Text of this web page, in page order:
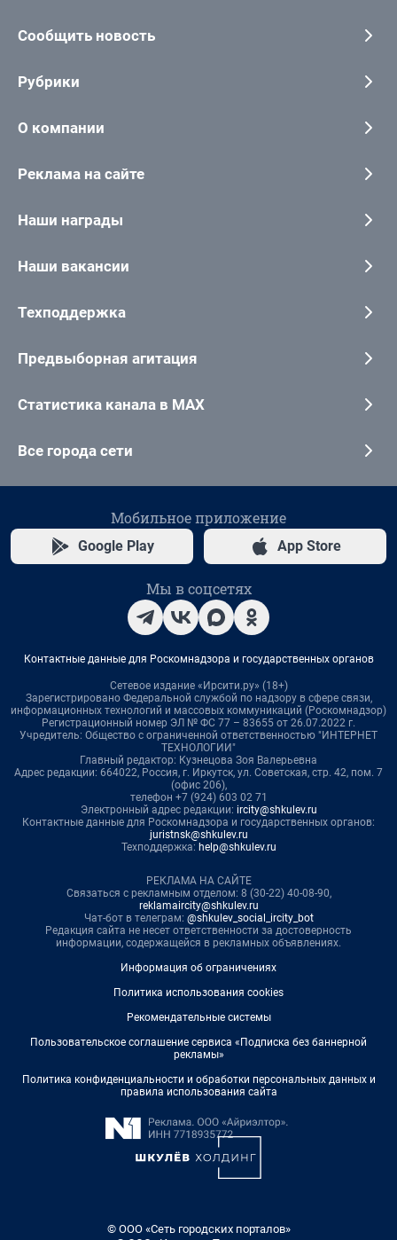
Сообщить новость
Рубрики
О компании
Реклама на сайте
Наши награды
Наши вакансии
Техподдержка
Предвыборная агитация
Статистика канала в MAX
Все города сети
Мобильное приложение
Google Play App Store
Мы в соцсетях
Контактные данные для Роскомнадзора и государственных органов
Сетевое издание «Ирсити.ру» (18+)
Зарегистрировано Федеральной службой по надзору в сфере связи,
информационных технологий и массовых коммуникаций (Роскомнадзор)
Регистрационный номер ЭЛ № ФС 77 – 83655 от 26.07.2022 г.
Учредитель: Общество с ограниченной ответственностью "ИНТЕРНЕТ
ТЕХНОЛОГИИ"
Главный редактор: Кузнецова Зоя Валерьевна
Адрес редакции: 664022, Россия, г. Иркутск, ул. Советская, стр. 42, пом. 7
(офис 206),
телефон +7 (924) 603 02 71
Электронный адрес редакции: ircity@shkulev.ru
Контактные данные для Роскомнадзора и государственных органов:
juristnsk@shkulev.ru
Техподдержка: help@shkulev.ru
РЕКЛАМА НА САЙТЕ
Связаться с рекламным отделом: 8 (30-22) 40-08-90,
reklamaircity@shkulev.ru
Чат-бот в телеграм: @shkulev_social_ircity_bot
Редакция сайта не несет ответственности за достоверность
информации, содержащейся в рекламных объявлениях.
Информация об ограничениях
Политика использования cookies
Рекомендательные системы
Пользовательское соглашение сервиса «Подписка без баннерной
рекламы»
Политика конфиденциальности и обработки персональных данных и
правила использования сайта
© ООО «Сеть городских порталов»